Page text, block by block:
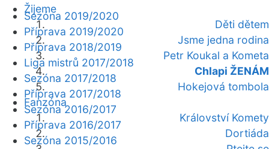
Žijeme
Děti dětem
Jsme jedna rodina
Petr Koukal a Kometa
Chlapi ŽENÁM
Hokejová tombola
Fanzóna
Království Komety
Dortiáda
Sezóna 2019/2020
Příprava 2019/2020
Příprava 2018/2019
Liga mistrů 2017/2018
Sezóna 2017/2018
Příprava 2017/2018
Sezóna 2016/2017
Příprava 2016/2017
Sezóna 2015/2016